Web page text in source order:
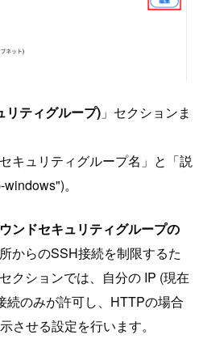
リティグループ) 」セクションま
キュリティグループ名」と「説
。
ンドセキュリティグループの
からのSSH接続を制限するた
クションでは、自分の IP (現在
続のみが許可し、HTTPの場合
させる設定を行います。